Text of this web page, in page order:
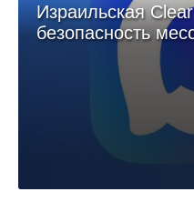
Израильская
безопасность